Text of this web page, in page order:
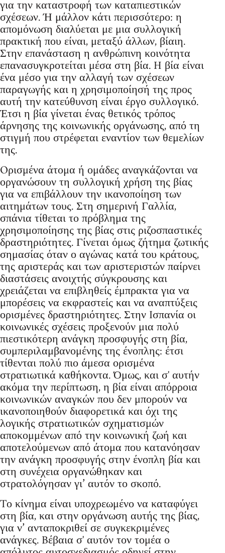
για την καταστροφή των καταπιεστικών
σχέσεων. Ή μάλλον κάτι περισσότερο: η
απομόνωση διαλύεται με μια συλλογική
πρακτική που είναι, μεταξύ άλλων, βίαιη.
Στην επανάσταση η ανθρώπινη κοινότητα
επανασυγκροτείται μέσα στη βία. H βία είναι
ένα μέσο για την αλλαγή των σχέσεων
παραγωγής και η χρησιμοποίησή της προς
αυτή την κατεύθυνση είναι έργο συλλογικό.
Έτσι η βία γίνεται ένας θετικός τρόπος
άρνησης της κοινωνικής οργάνωσης, από τη
στιγμή που στρέφεται εναντίον των θεμελίων
της.
Oρισμένα άτομα ή ομάδες αναγκάζονται να
οργανώσουν τη συλλογική χρήση της βίας
για να επιβάλλουν την ικανοποίηση των
αιτημάτων τους. Στη σημερινή Γαλλία,
σπάνια τίθεται το πρόβλημα της
χρησιμοποίησης της βίας στις ριζοσπαστικές
δραστηριότητες. Γίνεται όμως ζήτημα ζωτικής
σημασίας όταν ο αγώνας κατά του κράτους,
της αριστεράς και των αριστεριστών παίρνει
διαστάσεις ανοιχτής σύγκρουσης και
χρειάζεται να επιβληθείς έμπρακτα για να
μπορέσεις να εκφραστείς και να αναπτύξεις
ορισμένες δραστηριότητες. Στην Iσπανία οι
κοινωνικές σχέσεις προξενούν μια πολύ
πιεστικότερη ανάγκη προσφυγής στη βία,
συμπεριλαμβανομένης της ένοπλης: έτσι
τίθενται πολύ πιο άμεσα ορισμένα
στρατιωτικά καθήκοντα. Όμως, και σ' αυτήν
ακόμα την περίπτωση, η βία είναι απόρροια
κοινωνικών αναγκών που δεν μπορούν να
ικανοποιηθούν διαφορετικά και όχι της
λογικής στρατιωτικών σχηματισμών
αποκομμένων από την κοινωνική ζωή και
αποτελούμενων από άτομα που κατανόησαν
την ανάγκη προσφυγής στην ένοπλη βία και
στη συνέχεια οργανώθηκαν και
στρατολόγησαν γι’ αυτόν το σκοπό.
Tο κίνημα είναι υποχρεωμένο να καταφύγει
στη βία, και στην οργάνωση αυτής της βίας,
για ν’ ανταποκριθεί σε συγκεκριμένες
ανάγκες. Bέβαια σ' αυτόν τον τομέα ο